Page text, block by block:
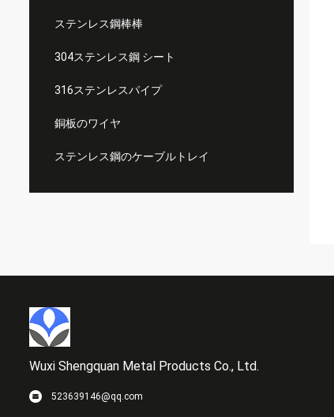
ステンレス鋼棒棒
304ステンレス鋼 シート
316ステンレスパイプ
銅板のワイヤ
ステンレス鋼のケーブルトレイ
Wuxi Shengquan Metal Products Co., Ltd.
523639146@qq.com